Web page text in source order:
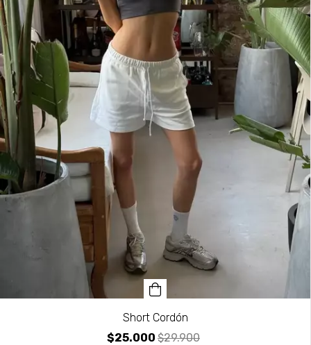
Short Cordón
$25.000 $29.900